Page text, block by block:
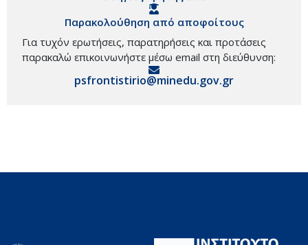
Παρακολούθηση από αποφοίτους
Για τυχόν ερωτήσεις, παρατηρήσεις και προτάσεις
παρακαλώ επικοινωνήστε μέσω email στη διεύθυνση:
psfrontistirio@minedu.gov.gr